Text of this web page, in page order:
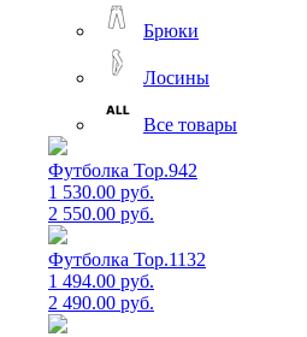
Брюки
Лосины
Все товары
Футболка Top.942
1 530.00 руб.
2 550.00 руб.
Футболка Top.1132
1 494.00 руб.
2 490.00 руб.